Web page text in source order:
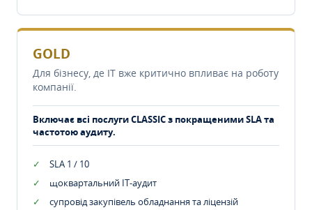
GOLD
Для бізнесу, де IT вже критично впливає на роботу
компанії.
Включає всі послуги CLASSIC з покращеними SLA та
частотою аудиту.
SLA 1 / 10
щоквартальний IT-аудит
супровід закупівель обладнання та ліцензій